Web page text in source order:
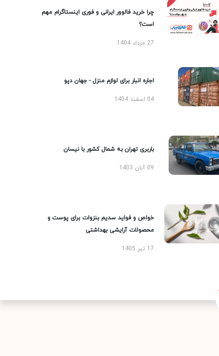
چرا خرید فالوور ایرانی و فوری اینستاگرام مهم
است؟
27 مرداد 1404
اجاره انبار برای لوازم منزل - جهان دپو
04 اسفند 1404
باربری تهران به شمال کشور با نیسان
09 آبان 1403
خواص و فواید سدیم بنزوات برای پوست و
محصولات آرایشی بهداشتی
17 تیر 1405